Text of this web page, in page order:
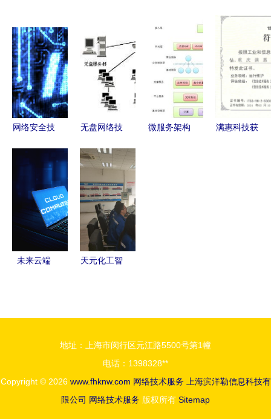
富增长的关
键路径
摘“甜蜜果”
网络技术赋
能智慧农业
联网生态链
——中国联
通网络技术
研究院院长
张涌谈网络
技术服务
络技术服务
指南
网络安全技
DDoS的攻
无盘网络技
捷的网络服
务解决方案
微服务架构
满惠科技获
未来云端
天元化工智
领转型新范
地址：上海市闵行区元江路5500号第1幢
电话：1398328**
Copyright © 2026 www.fhknw.com 网络技术服务
上海滨洋勒信息科技有
限公司 网络技术服务 版权所有 Sitemap